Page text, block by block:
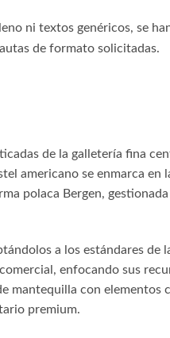
ni textos genéricos, se
de formato solicitadas.
de la galletería fina
americano se enmarca en
polaca Bergen,
a los estándares de
enfocando sus
mantequilla con elementos
premium.